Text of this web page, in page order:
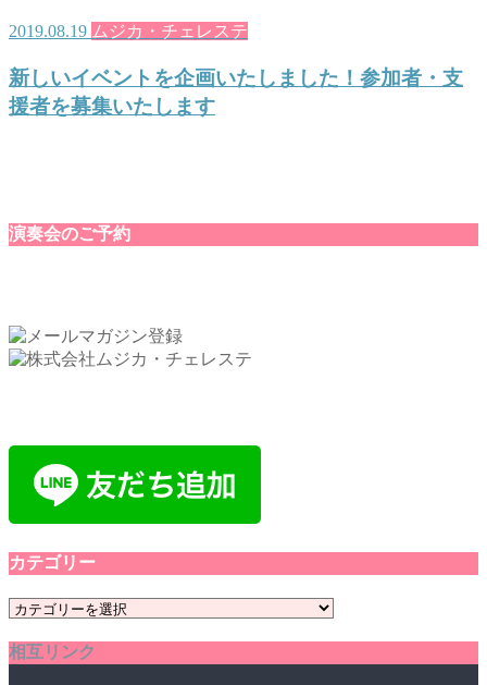
2019.08.19 ムジカ・チェレステ
新しいイベントを企画いたしました！参加者・支
援者を募集いたします
演奏会のご予約
カテゴリー
カ
ゴ
相互リンク